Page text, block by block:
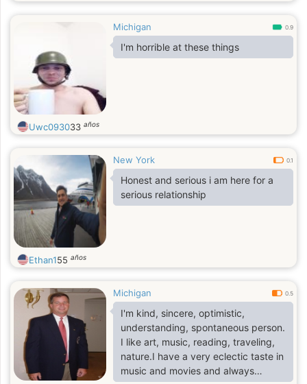
Michigan 0.9
I'm horrible at these things
Uwc093033 años
New York 0.1
Honest and serious i am here for a
serious relationship
Ethan155 años
Michigan 0.5
I'm kind, sincere, optimistic,
understanding, spontaneous person.
I like art, music, reading, traveling,
nature.I have a very eclectic taste in
music and movies and always